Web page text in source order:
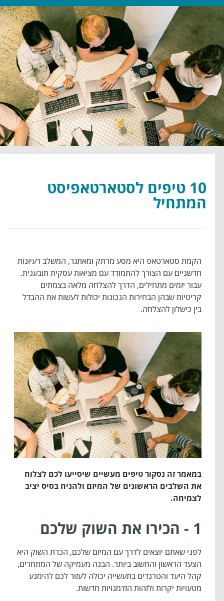
10 טיפים לסטארטאפיסט
המתחיל
הקמת סטארטאפ היא מסע מרתק ומאתגר, המשלב רעיונות
חדשניים עם הצורך להתמודד עם מציאות עסקית תובענית.
עבור יזמים מתחילים, הדרך להצלחה מלאה בצמתים
קריטיות שבהן הבחירות הנכונות יכולות לעשות את ההבדל
בין כישלון להצלחה.
במאמר זה נסקור טיפים מעשיים שיסייעו לכם לצלוח
את השלבים הראשונים של המיזם ולהניח בסיס יציב
לצמיחה.
1 - הכירו את השוק שלכם
לפני שאתם יוצאים לדרך עם המיזם שלכם, הכרת השוק היא
הצעד הראשון והחשוב ביותר. הבנה מעמיקה של המתחרים,
קהל היעד והטרנדים בתעשייה יכולה לעזור לכם להימנע
מטעויות יקרות ולזהות הזדמנויות חדשות.